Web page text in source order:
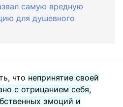
самую вредную
для душевного
что непринятие своей
с отрицанием себя,
эмоций и